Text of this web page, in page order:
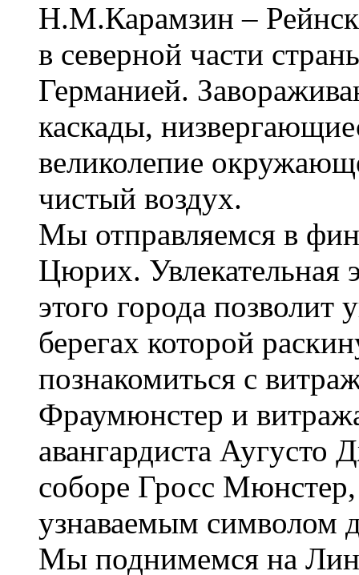
Н.М.Карамзин –
в северной части
Германией.
каскады,
великолепие
чистый воздух.
Мы отправляемся в
Цюрих. Увлекательная
этого города позволит
берегах которой
познакомиться с
Фраумюнстер и
авангардиста Аугусто
соборе Гросс
узнаваемым символом
Мы поднимемся на